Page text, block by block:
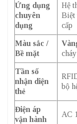
Ứng dụng
chuyên
dụng
Hệ
Biệt
cấp
Màu sắc /
Bề mặt
Tần số
nhận diện
thẻ
bộ
Điện áp
vận hành
AC